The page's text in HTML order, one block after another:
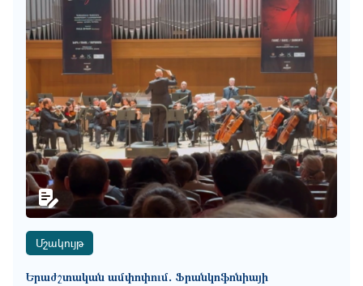
Մշակույթ
Երաժշտական ամփոփում․ Ֆրանկոֆոնիայի